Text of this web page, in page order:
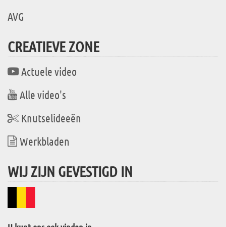
AVG
CREATIEVE ZONE
Actuele video
Alle video's
Knutselideeën
Werkbladen
WIJ ZIJN GEVESTIGD IN